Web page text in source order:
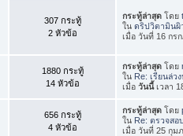
307 กระทู้
2 หัวข้อ
กระทู้ล่าสุด โดย
ในดริปวิตามินผิ
เมื่อ วันที่ 16 กร
1880 กระทู้
14 หัวข้อ
กระทู้ล่าสุด โดย
ใน Re: เรียนล่ว
เมื่อวันนี้เวลา
656 กระทู้
4 หัวข้อ
กระทู้ล่าสุด โดย
ใน Re: ตรวจสอ
เมื่อ วันที่ 25 กุม